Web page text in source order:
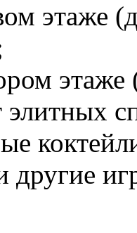
этаже
элитных
другие